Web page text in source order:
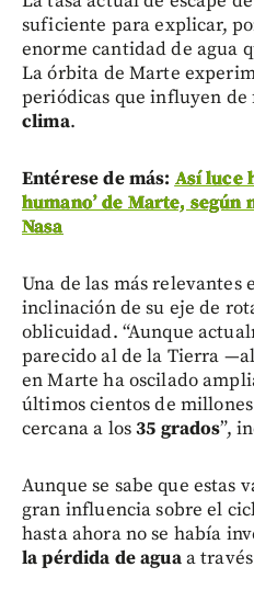
suficiente para explicar,
enorme cantidad de agua
La órbita de Marte
periódicas que influyen
clima.
Entérese de más: Así luce
humano’ de Marte, según
Nasa
Una de las más relevantes
inclinación de su eje de
oblicuidad. “Aunque
parecido al de la Tierra
en Marte ha oscilado
últimos cientos de
cercana a los35 grados”,
Aunque se sabe que estas
gran influencia sobre el
hasta ahora no se había
la pérdida de aguaa